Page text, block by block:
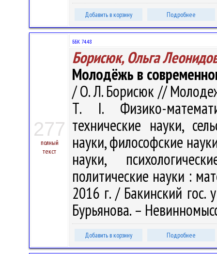
Добавить в корзину Подробнее
277
полный
текст
ББК 74.48
Борисюк, Ольга
Молодёжь в
/ О. Л. Борисюк //
Т. I. Физико-
технические науки,
науки, философские
науки,
политические науки :
2016 г. / Бакинский
Бурьянова. –
Добавить в корзину Подробнее